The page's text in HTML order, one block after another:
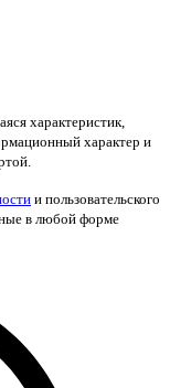
характеристик,
характер и
и пользовательского
в любой форме